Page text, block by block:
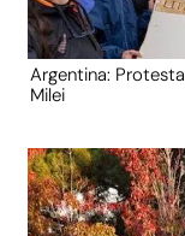
Argentina:
Milei